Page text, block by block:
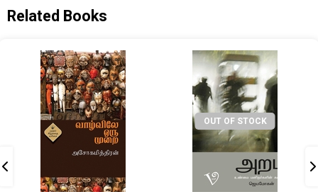
Related Books
OUT OF STOCK